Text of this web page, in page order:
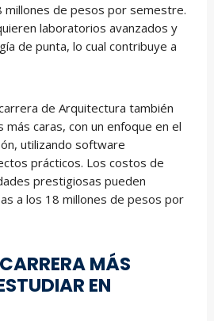
millones de pesos por semestre.
laboratorios avanzados y
de punta, lo cual contribuye a
de Arquitectura también
más caras, con un enfoque en el
utilizando software
prácticos. Los costos de
prestigiosas pueden
a los 18 millones de pesos por
MÁS
EN